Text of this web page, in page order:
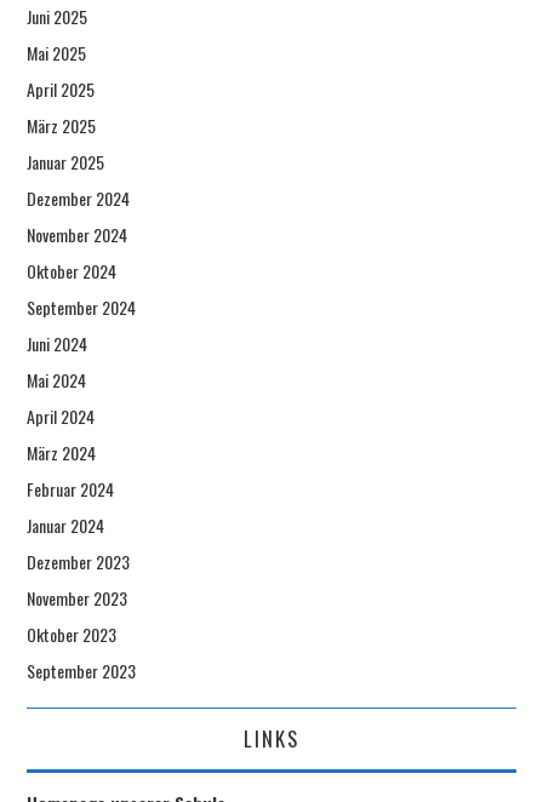
Juni 2025
Mai 2025
April 2025
März 2025
Januar 2025
Dezember 2024
November 2024
Oktober 2024
September 2024
Juni 2024
Mai 2024
April 2024
März 2024
Februar 2024
Januar 2024
Dezember 2023
November 2023
Oktober 2023
September 2023
LINKS